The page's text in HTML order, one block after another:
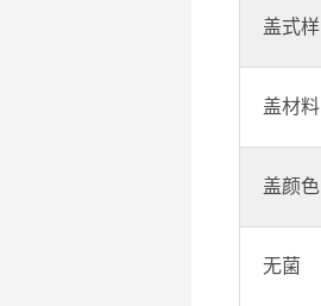
盖式样
盖材料
盖颜色
无菌